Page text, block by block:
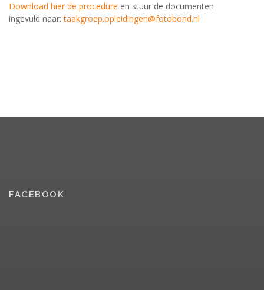
Download hier de procedure en stuur de documenten
ingevuld naar:taakgroep.opleidingen@fotobond.nl
FACEBOOK